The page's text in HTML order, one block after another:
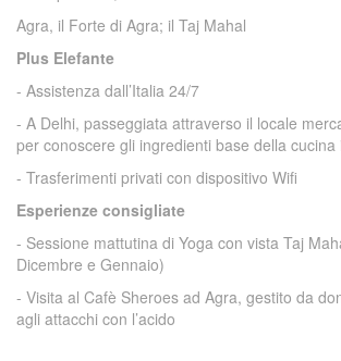
Agra, il Forte di Agra; il Taj Mahal
Plus Elefante
- Assistenza dall’Italia 24/7
- A Delhi, passeggiata attraverso il locale
per conoscere gli ingredienti base della cucina
- Trasferimenti privati con dispositivo Wifi
Esperienze consigliate
- Sessione mattutina di Yoga con vista Taj
Dicembre e Gennaio)
- Visita al Cafè Sheroes ad Agra, gestito da
agli attacchi con l’acido